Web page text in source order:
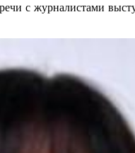
с журналистами